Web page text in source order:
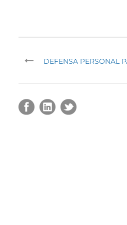
DEFENSA PERSONAL